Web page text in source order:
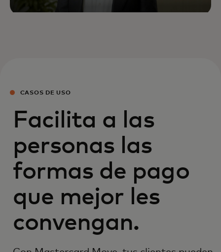
CASOS DE USO
Facilita a las
personas las
formas de pago
que mejor les
convengan.